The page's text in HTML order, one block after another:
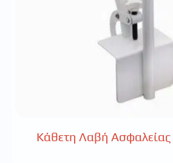
Κάθετη Λαβή